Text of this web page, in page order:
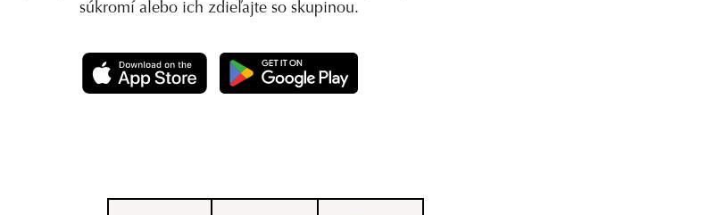
súkromí alebo ich zdieľajte so skupinou.